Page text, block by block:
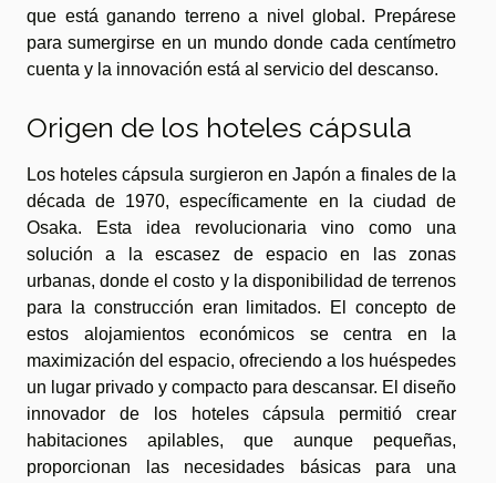
que está ganando terreno a nivel global. Prepárese
para sumergirse en un mundo donde cada centímetro
cuenta y la innovación está al servicio del descanso.
Origen de los hoteles cápsula
Los hoteles cápsula surgieron en Japón a finales de la
década de 1970, específicamente en la ciudad de
Osaka. Esta idea revolucionaria vino como una
solución a la escasez de espacio en las zonas
urbanas, donde el costo y la disponibilidad de terrenos
para la construcción eran limitados. El concepto de
estos alojamientos económicos se centra en la
maximización del espacio, ofreciendo a los huéspedes
un lugar privado y compacto para descansar. El diseño
innovador de los hoteles cápsula permitió crear
habitaciones apilables, que aunque pequeñas,
proporcionan las necesidades básicas para una